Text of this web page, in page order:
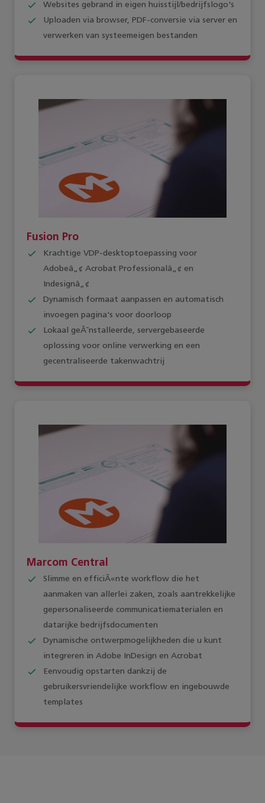
Websites gebrand in eigen huisstijl/bedrijfslogo's
Uploaden via browser, PDF-conversie via server en
verwerken van systeemeigen bestanden
Fusion Pro
Krachtige VDP-desktoptoepassing voor
Adobeâ„¢ Acrobat Professionalâ„¢ en
Indesignâ„¢
Dynamisch formaat aanpassen en automatisch
invoegen pagina's voor doorloop
Lokaal geÃ¯nstalleerde, servergebaseerde
oplossing voor online verwerking en een
gecentraliseerde takenwachtrij
Marcom Central
Slimme en efficiÃ«nte workflow die het
aanmaken van allerlei zaken, zoals aantrekkelijke
gepersonaliseerde communicatiematerialen en
datarijke bedrijfsdocumenten
Dynamische ontwerpmogelijkheden die u kunt
integreren in Adobe InDesign en Acrobat
Eenvoudig opstarten dankzij de
gebruikersvriendelijke workflow en ingebouwde
templates